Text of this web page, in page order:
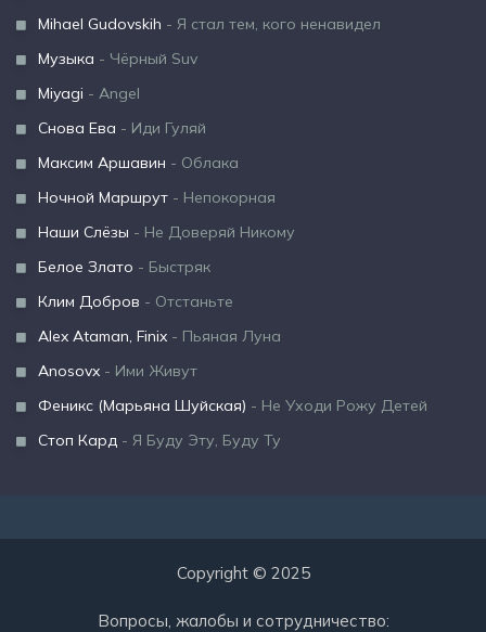
Mihael Gudovskih - Я стал тем, кого ненавидел
Музыка - Чёрный Suv
Miyagi - Angel
Снова Ева - Иди Гуляй
Максим Аршавин - Облака
Ночной Маршрут - Непокорная
Наши Слёзы - Не Доверяй Никому
Белое Злато - Быстряк
Клим Добров - Отстаньте
Alex Ataman, Finix - Пьяная Луна
Anosovx - Ими Живут
Феникс (Марьяна Шуйская) - Не Уходи Рожу Детей
Стоп Кард - Я Буду Эту, Буду Ту
Copyright © 2025
Вопросы, жалобы и сотрудничество: